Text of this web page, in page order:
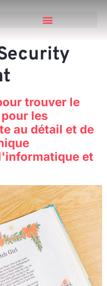
trouver le
les
au détail et de
et